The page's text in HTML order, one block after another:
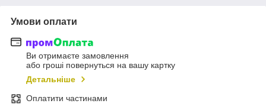
Умови оплати
Ви отримаєте замовлення
або гроші повернуться на вашу картку
Детальніше
Оплатити частинами